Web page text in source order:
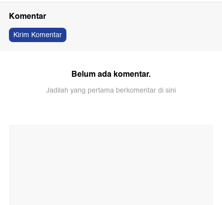
Komentar
Kirim Komentar
Belum ada komentar.
Jadilah yang pertama berkomentar di sini